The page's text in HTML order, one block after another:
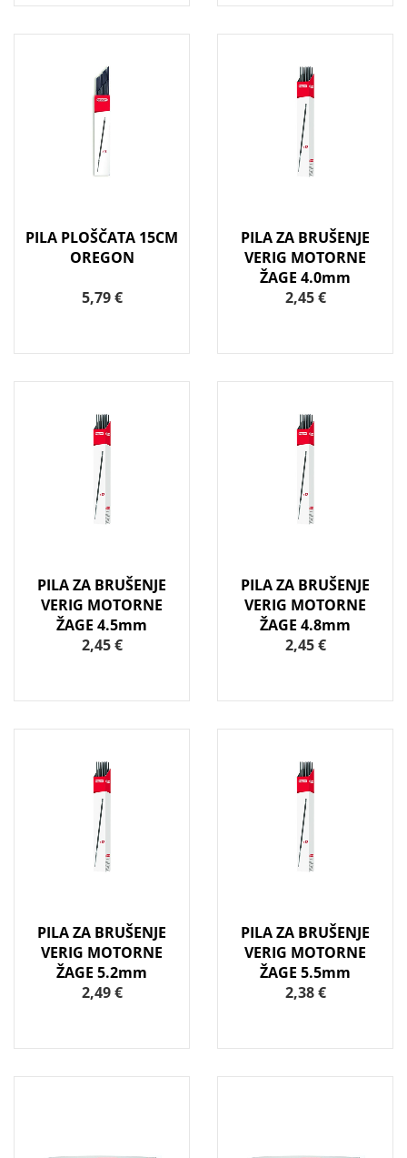
PILA PLOŠČATA 15CM
OREGON
5,79 €
PILA ZA BRUŠENJE
VERIG MOTORNE
ŽAGE 4.0mm
2,45 €
PILA ZA BRUŠENJE
VERIG MOTORNE
ŽAGE 4.5mm
2,45 €
PILA ZA BRUŠENJE
VERIG MOTORNE
ŽAGE 4.8mm
2,45 €
PILA ZA BRUŠENJE
VERIG MOTORNE
ŽAGE 5.2mm
2,49 €
PILA ZA BRUŠENJE
VERIG MOTORNE
ŽAGE 5.5mm
2,38 €